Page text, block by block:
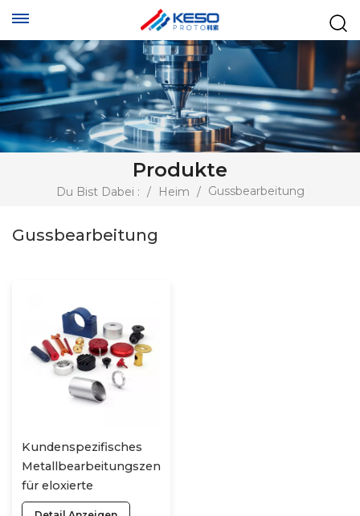
Produkte
Du Bist Dabei : / Heim / Gussbearbeitung
Gussbearbeitung
Kundenspezifisches
Metallbearbeitungszentrum
für eloxierte
Aluminiumteile,